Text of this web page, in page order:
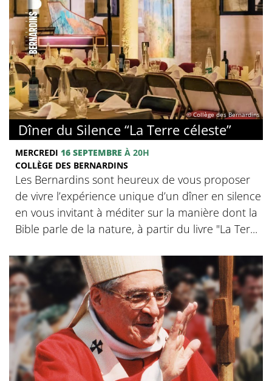
© Collège des Bernardins
Dîner du Silence “La Terre céleste”
MERCREDI 16 SEPTEMBRE À 20H
COLLÈGE DES BERNARDINS
Les Bernardins sont heureux de vous proposer
de vivre l’expérience unique d’un dîner en silence
en vous invitant à méditer sur la manière dont la
Bible parle de la nature, à partir du livre "La Ter...